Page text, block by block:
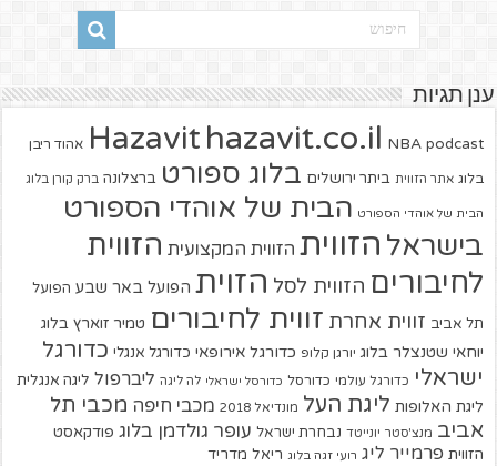
ענן תגיות
Hazavit hazavit.co.il NBA podcast אהוד ריבן
בלוג אתר הזווית ביתר ירושלים בלוג ספורט ברצלונה ברק קורן בלוג
הבית של אוהדי הספורט הבית של אוהדי הספורט
בישראל הזווית הזווית המקצועית הזווית
לחיבורים הזווית לסל הזוית הפועל באר שבע הפועל
תל אביב זווית אחרת זווית לחיבורים טמיר זוארץ בלוג
יוחאי שטנצלר בלוג יורגן קלופ כדורגל אירופאי כדורגל אנגלי כדורגל
ישראלי כדורגל עולמי כדורסל כדורסל ישראלי לה ליגה ליברפול ליגה אנגלית
ליגת האלופות ליגת העל מונדיאל 2018 מכבי חיפה מכבי תל
אביב מנצ'סטר יונייטד נבחרת ישראל עופר גולדמן בלוג פודקאסט
הזווית פרמייר ליג רועי זגה בלוג ריאל מדריד